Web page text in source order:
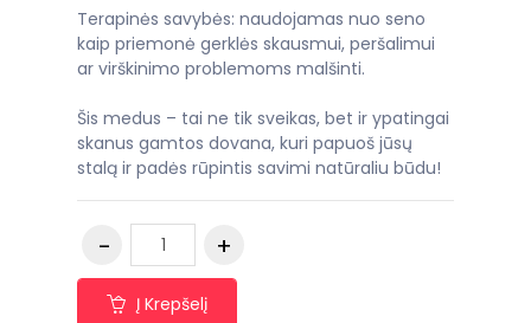
Terapinės savybės: naudojamas nuo seno
kaip priemonė gerklės skausmui, peršalimui
ar virškinimo problemoms malšinti.
Šis medus – tai ne tik sveikas, bet ir ypatingai
skanus gamtos dovana, kuri papuoš jūsų
stalą ir padės rūpintis savimi natūraliu būdu!
Į Krepšelį